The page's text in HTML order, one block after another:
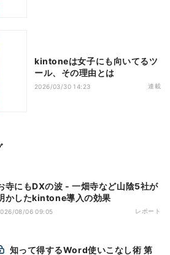
kintoneは女子にも向いてるツ
ール、その理由とは
2026/03/30 14:23 連載
寺にもDXの波 - 一畑寺など山陰5社が
かしたkintone導入の効果
08/06 09:05 レポート